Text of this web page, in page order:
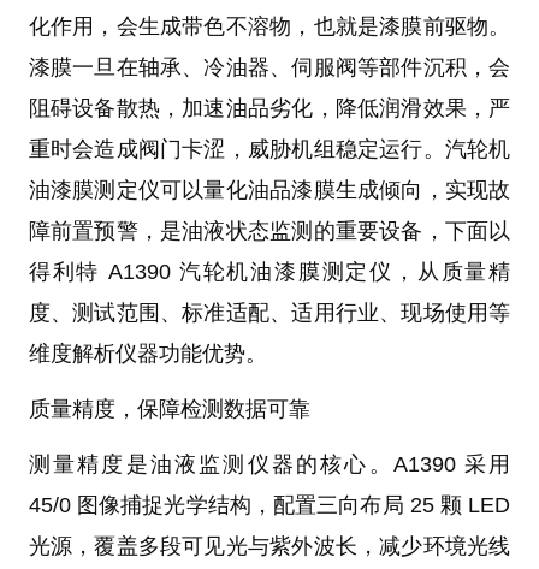
化作用，会生成带色不溶物，也就是漆膜前驱物。
漆膜一旦在轴承、冷油器、伺服阀等部件沉积，会
阻碍设备散热，加速油品劣化，降低润滑效果，严
重时会造成阀门卡涩，威胁机组稳定运行。汽轮机
油漆膜测定仪可以量化油品漆膜生成倾向，实现故
障前置预警，是油液状态监测的重要设备，下面以
得利特 A1390 汽轮机油漆膜测定仪，从质量精
度、测试范围、标准适配、适用行业、现场使用等
维度解析仪器功能优势。
质量精度，保障检测数据可靠
测量精度是油液监测仪器的核心。A1390 采用
45/0 图像捕捉光学结构，配置三向布局 25 颗 LED
光源，覆盖多段可见光与紫外波长，减少环境光线